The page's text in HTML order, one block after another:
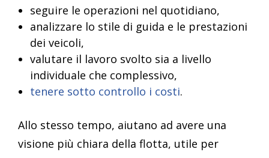
seguire le operazioni nel quotidiano,
analizzare lo stile di guida e le prestazioni
dei veicoli,
valutare il lavoro svolto sia a livello
individuale che complessivo,
tenere sotto controllo i costi.
Allo stesso tempo, aiutano ad avere una
visione più chiara della flotta, utile per